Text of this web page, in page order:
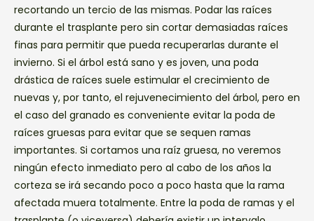
recortando un tercio de las mismas. Podar las raíces
durante el trasplante pero sin cortar demasiadas raíces
finas para permitir que pueda recuperarlas durante el
invierno. Si el árbol está sano y es joven, una poda
drástica de raíces suele estimular el crecimiento de
nuevas y, por tanto, el rejuvenecimiento del árbol, pero en
el caso del granado es conveniente evitar la poda de
raíces gruesas para evitar que se sequen ramas
importantes. Si cortamos una raíz gruesa, no veremos
ningún efecto inmediato pero al cabo de los años la
corteza se irá secando poco a poco hasta que la rama
afectada muera totalmente. Entre la poda de ramas y el